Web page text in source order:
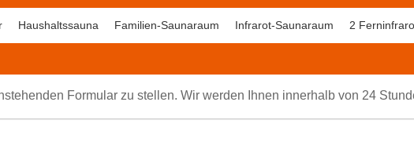
Haushaltssauna Familien-Saunaraum Infrarot-Saunaraum 2
Formular zu stellen. Wir werden Ihnen innerhalb von 24